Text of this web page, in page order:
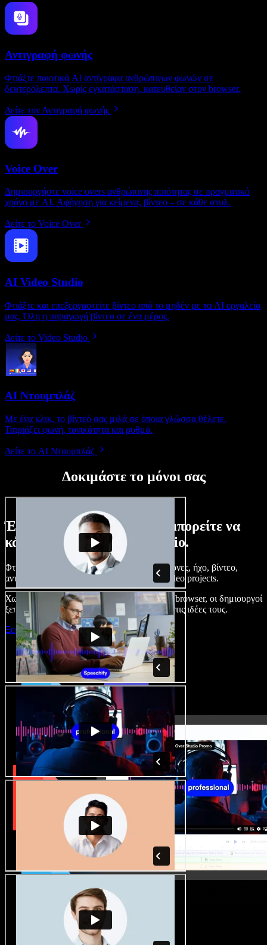
Αντιγραφή φωνής
Φτιάξτε ποιοτικά AI αντίγραφα ανθρώπινων φωνών σε
δευτερόλεπτα. Χωρίς εγκατάσταση, κατευθείαν στον browser.
Δείτε την Αντιγραφή φωνής
Voice Over
Δημιουργήστε voice overs ανθρώπινης ποιότητας σε πραγματικό
χρόνο με AI. Αφήγηση για κείμενα, βίντεο – σε κάθε στυλ.
Δείτε το Voice Over
AI Video Studio
Φτιάξτε και επεξεργαστείτε βίντεο από το μηδέν με τα AI εργαλεία
μας. Όλη η παραγωγή βίντεο σε ένα μέρος.
Δείτε το Video Studio
AI Ντουμπλάζ
Με ένα κλικ, το βίντεό σας μιλά σε όποια γλώσσα θέλετε.
Ταιριάζει φωνή, τονικότητα και ρυθμό.
Δείτε το AI Ντουμπλάζ
Δοκιμάστε το μόνοι σας
Ένα μικρό δείγμα από όσα μπορείτε να
κάνετε με το Speechify Studio.
Φτιάξτε voice overs, προσθέστε δωρεάν εικόνες, ήχο, βίντεο,
αντιγραφή φωνής – ολοκληρωμένα audio/video projects.
Χωρίς καμπύλη εκμάθησης και με όλα στον browser, οι δημιουργοί
ξεπερνούν τα κλασικά όρια και δίνουν ζωή στις ιδέες τους.
Ξεκινήστε με το Studio